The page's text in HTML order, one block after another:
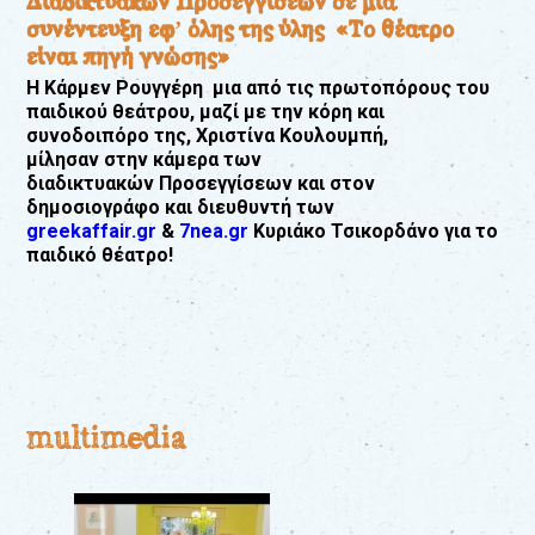
συνέντευξη εφ’ όλης της ύλης «Το θέατρο
είναι πηγή γνώσης»
Η Κάρμεν Ρουγγέρη μια από τις πρωτοπόρους του
παιδικού θεάτρου, μαζί με την κόρη και
συνοδοιπόρο της, Χριστίνα Κουλουμπή,
μίλησαν στην κάμερα των
διαδικτυακών Προσεγγίσεων και στον
δημοσιογράφο και διευθυντή των
greekaffair.gr & 7nea.gr Κυριάκο Τσικορδάνο για το
παιδικό θέατρο!
multimedia
eshop
Βιβλία
Εκπαιδευτικά
Παιχνίδια
Παρακολούθηση
για
download